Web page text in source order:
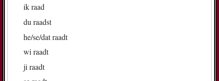
ikraad
du raadst
he/se/datraadt
wi raadt
ji raadt